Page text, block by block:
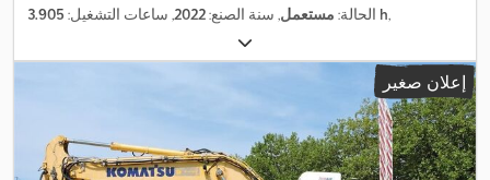
الحالة: مستعمل, سنة الصنع:2022, ساعات التشغيل: 3.905 h,
إعلان صغير